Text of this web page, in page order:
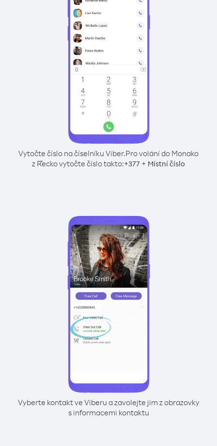
Vytočte číslo na číselníku Viber.Pro volání do Monako
z Řecko vytočte číslo takto:+377 + Místní číslo
Vyberte kontakt ve Viberu a zavolejte jim z obrazovky
s informacemi kontaktu